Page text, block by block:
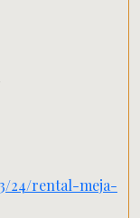
24/rental-meja-